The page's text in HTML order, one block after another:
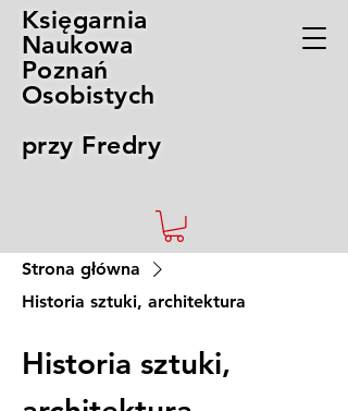
Księgarnia
Naukowa
Poznań
Osobistych
przy Fredry
Strona główna
Historia sztuki, architektura
Historia sztuki,